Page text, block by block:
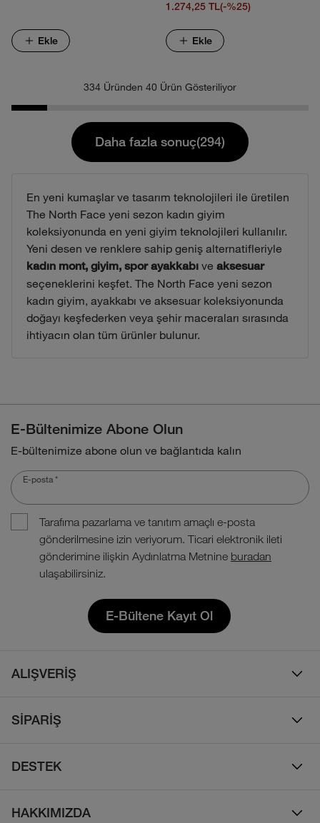
Ekle
1.274,25 TL(-%25)
Ekle
334 Üründen 40 Ürün Gösteriliyor
Daha fazla sonuç(294)
En yeni kumaşlar ve tasarım teknolojileri ile üretilen
The North Face yeni sezon kadın giyim
koleksiyonunda en yeni giyim teknolojileri kullanılır.
Yeni desen ve renklere sahip geniş alternatifleriyle
kadın mont, giyim, spor ayakkabı ve aksesuar
seçeneklerini keşfet. The North Face yeni sezon
kadın giyim, ayakkabı ve aksesuar koleksiyonunda
doğayı keşfederken veya şehir maceraları sırasında
ihtiyacın olan tüm ürünler bulunur.
E-Bültenimize Abone Olun
E-bültenimize abone olun ve bağlantıda kalın
E-posta *
Tarafıma pazarlama ve tanıtım amaçlı e-posta
gönderilmesine izin veriyorum. Ticari elektronik ileti
gönderimine ilişkin Aydınlatma Metnine buradan
ulaşabilirsiniz.
E-Bültene Kayıt Ol
ALIŞVERİŞ
Çocuk
Ayakkabı
SİPARİŞ
İade Politikası
DESTEK
HAKKIMIZDA